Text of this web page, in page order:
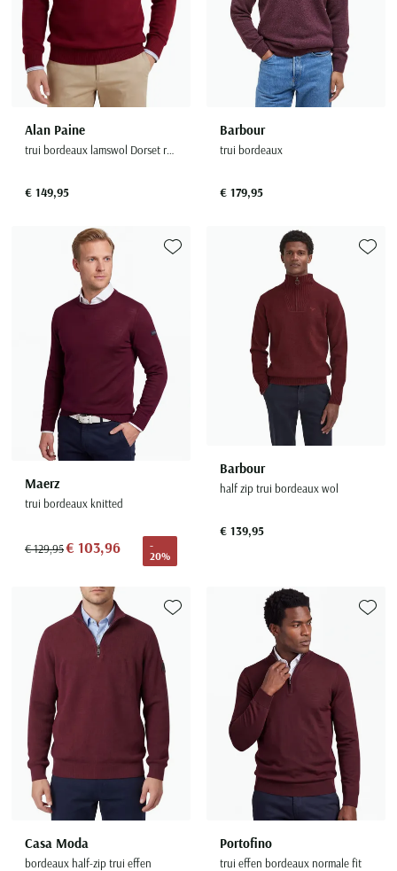
Alan Paine
trui bordeaux lamswol Dorset ruime fit
€ 149,95
Barbour
trui bordeaux
€ 179,95
Maerz
trui bordeaux knitted
€ 129,95€ 103,96
-
20%
Toevoegen aan favorieten
Barbour
half zip trui bordeaux wol
€ 139,95
Casa Moda
bordeaux half-zip trui effen
Toevoegen aan favorieten
Portofino
trui effen bordeaux normale fit